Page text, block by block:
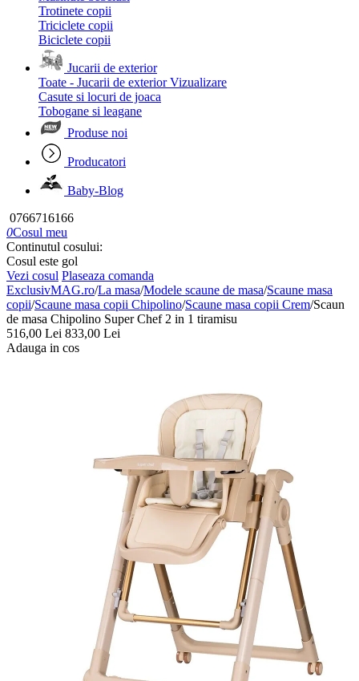
Trotinete copii
Triciclete copii
Biciclete copii
Jucarii de exterior
Toate - Jucarii de exterior Vizualizare
Casute si locuri de joaca
Tobogane si leagane
Produse noi
Producatori
Baby-Blog
0766716166
0Cosul meu
Continutul cosului:
Cosul este gol
Vezi cosul Plaseaza comanda
ExclusivMAG.ro/La masa/Modele scaune de masa/Scaune masa
copii/Scaune masa copii Chipolino/Scaune masa copii Crem/Scaun
de masa Chipolino Super Chef 2 in 1 tiramisu
516,00 Lei 833,00 Lei
Adauga in cos